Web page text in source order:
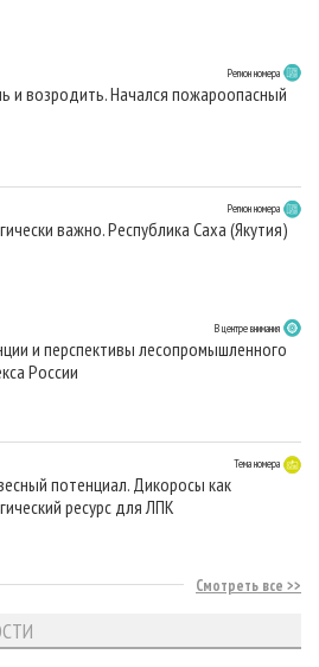
Регион номера
и возродить. Начался пожароопасный
Регион номера
важно. Республика Саха (Якутия)
В центре внимания
и перспективы лесопромышленного
России
Тема номера
потенциал. Дикоросы как
ресурс для ЛПК
Смотреть все